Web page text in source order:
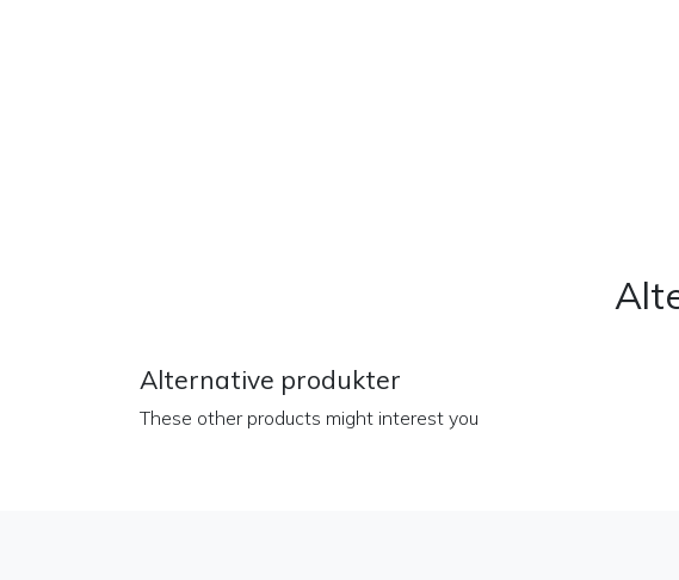
Alternative produkter
These other products might interest you